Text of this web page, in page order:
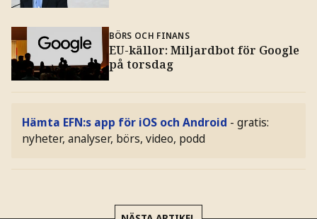
BÖRS OCH FINANS
EU-källor: Miljardbot för Google
på torsdag
Hämta EFN:s app för iOS och Android - gratis:
nyheter, analyser, börs, video, podd